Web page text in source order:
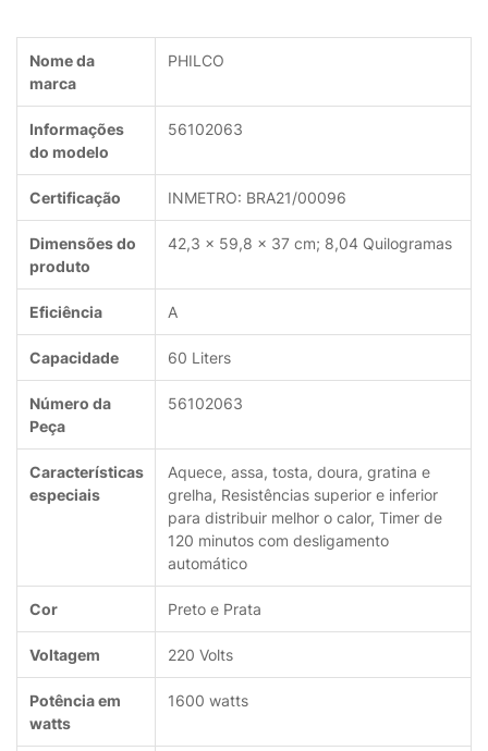
Nome da
marca
‎PHILCO
Informações
do modelo
‎56102063
Certificação ‎INMETRO: BRA21/00096
Dimensões do
produto
‎42,3 x 59,8 x 37 cm; 8,04 Quilogramas
Eficiência ‎A
Capacidade ‎60 Liters
Número da
Peça
‎56102063
Características
especiais
‎Aquece, assa, tosta, doura, gratina e
grelha, Resistências superior e inferior
para distribuir melhor o calor, Timer de
120 minutos com desligamento
automático
Cor ‎Preto e Prata
Voltagem ‎220 Volts
Potência em
watts
‎1600 watts